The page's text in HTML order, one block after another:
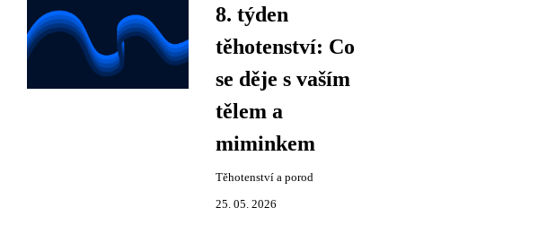
8. týden
těhotenství: Co
se děje s vaším
tělem a
miminkem
Těhotenství a porod
25. 05. 2026